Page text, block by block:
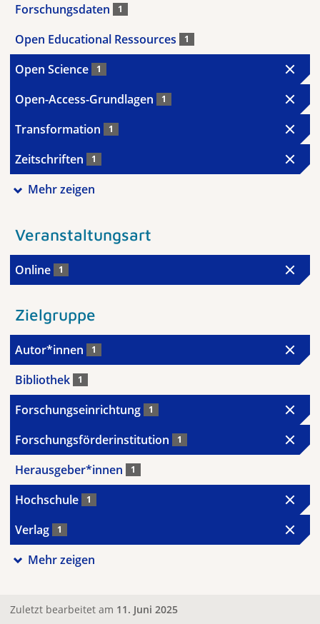
Forschungsdaten 1
Open Educational Ressources 1
Open Science 1
Open-Access-Grundlagen 1
Transformation 1
Zeitschriften 1
Mehr zeigen
Veranstaltungsart
Online 1
Zielgruppe
Autor*innen 1
Bibliothek 1
Forschungseinrichtung 1
Forschungsförderinstitution 1
Herausgeber*innen 1
Hochschule 1
Verlag 1
Mehr zeigen
Zuletzt bearbeitet am 11. Juni 2025